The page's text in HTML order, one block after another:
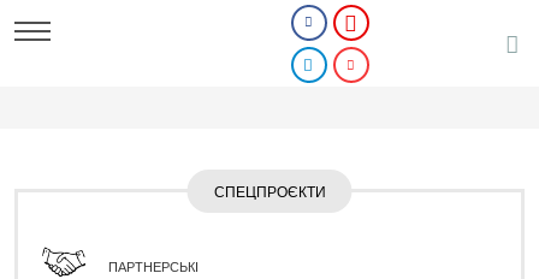
СПЕЦПРОЄКТИ
ПАРТНЕРСЬКІ